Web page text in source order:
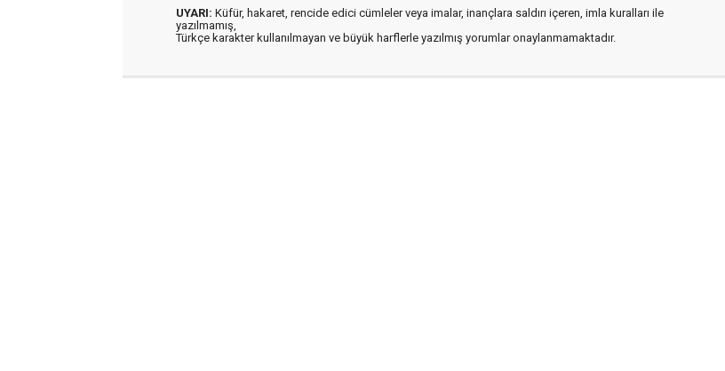
UYARI: Küfür, hakaret, rencide edici cümleler veya imalar, inançlara saldırı içeren, imla kuralları ile
yazılmamış,
Türkçe karakter kullanılmayan ve büyük harflerle yazılmış yorumlar onaylanmamaktadır.